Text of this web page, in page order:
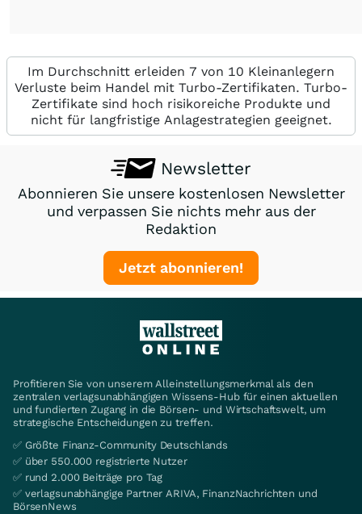
Im Durchschnitt erleiden 7 von 10 Kleinanlegern
Verluste beim Handel mit Turbo-Zertifikaten. Turbo-
Zertifikate sind hoch risikoreiche Produkte und
nicht für langfristige Anlagestrategien geeignet.
Newsletter
Abonnieren Sie unsere kostenlosen Newsletter
und verpassen Sie nichts mehr aus der
Redaktion
Jetzt abonnieren!
Profitieren Sie von unserem Alleinstellungsmerkmal als den
zentralen verlagsunabhängigen Wissens-Hub für einen aktuellen
und fundierten Zugang in die Börsen- und Wirtschaftswelt, um
strategische Entscheidungen zu treffen.
✅ Größte Finanz-Community Deutschlands
✅ über 550.000 registrierte Nutzer
✅ rund 2.000 Beiträge pro Tag
✅ verlagsunabhängige Partner ARIVA, FinanzNachrichten und
BörsenNews